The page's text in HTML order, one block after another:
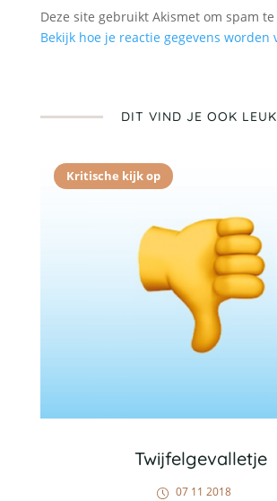
Deze site gebruikt Akismet om spam
Bekijk hoe je reactie gegevens worden
DIT VIND JE OOK
Kritische kijk op
Twijfelgevalletje
07 11 2018